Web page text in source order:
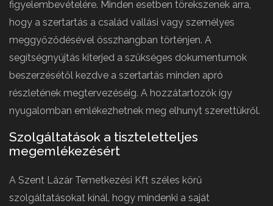
figyelembevételére. Minden esetben törekszenek arra,
hogy a szertartás a család vallási vagy személyes
meggyőződésével összhangban történjen. A
segítségnyújtás kiterjed a szükséges dokumentumok
beszerzésétől kezdve a szertartás minden apró
részletének megtervezéséig. A hozzátartozók így
nyugalomban emlékezhetnek meg elhunyt szerettükről.
Szolgáltatások a tiszteletteljes
megemlékezésért
A Szent Lázár Temetkezési Kft széles körű
szolgáltatásokat kínál, hogy mindenki a saját